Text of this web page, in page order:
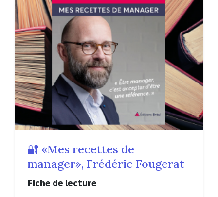
🔐 «Mes recettes de
manager», Frédéric Fougerat
Fiche de lecture